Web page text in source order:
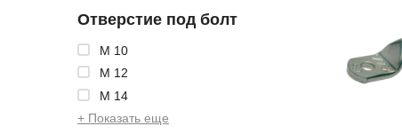
Отверстие под болт
М 10
М 12
М 14
+ Показать еще